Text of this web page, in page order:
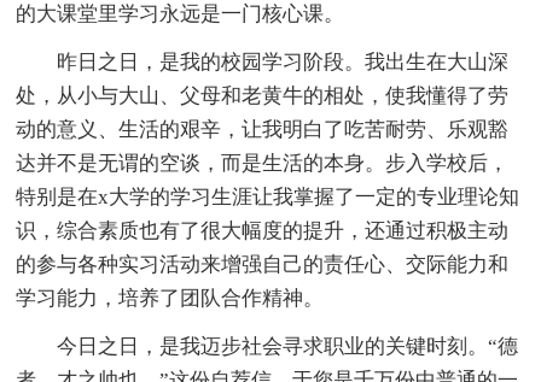
的大课堂里学习永远是一门核心课。
昨日之日，是我的校园学习阶段。我出生在大山深
处，从小与大山、父母和老黄牛的相处，使我懂得了劳
动的意义、生活的艰辛，让我明白了吃苦耐劳、乐观豁
达并不是无谓的空谈，而是生活的本身。步入学校后，
特别是在x大学的学习生涯让我掌握了一定的专业理论知
识，综合素质也有了很大幅度的提升，还通过积极主动
的参与各种实习活动来增强自己的责任心、交际能力和
学习能力，培养了团队合作精神。
今日之日，是我迈步社会寻求职业的关键时刻。“德